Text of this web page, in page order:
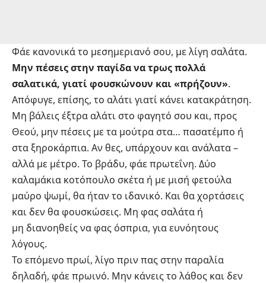
Φάε κανονικά το μεσημεριανό σου, με λίγη σαλάτα.
Μην πέσεις στην παγίδα να τρως πολλά
σαλατικά, γιατί φουσκώνουν και «πρήζουν».
Απόφυγε, επίσης, το αλάτι γιατί κάνει κατακράτηση.
Μη βάλεις έξτρα αλάτι στο φαγητό σου και, προς
Θεού, μην πέσεις με τα μούτρα στα… πασατέμπο ή
στα ξηροκάρπια. Αν θες, υπάρχουν και ανάλατα –
αλλά με μέτρο. Το βράδυ, φάε πρωτεΐνη. Δύο
καλαμάκια κοτόπουλο σκέτα ή με μισή φετούλα
μαύρο ψωμί, θα ήταν το ιδανικό. Και θα χορτάσεις
και δεν θα φουσκώσεις. Μη φας σαλάτα ή
μη διανοηθείς να φας όσπρια, για ευνόητους
λόγους.
Το επόμενο πρωί, λίγο πριν πας στην παραλία
δηλαδή, φάε πρωινό. Μην κάνεις το λάθος και δεν